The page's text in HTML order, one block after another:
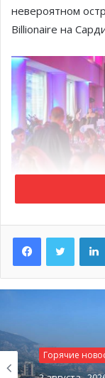
невероятном
Billionaire на
Этот волшебный
жителям и
Art Festival
сердце
порт и дворец,
Горячие